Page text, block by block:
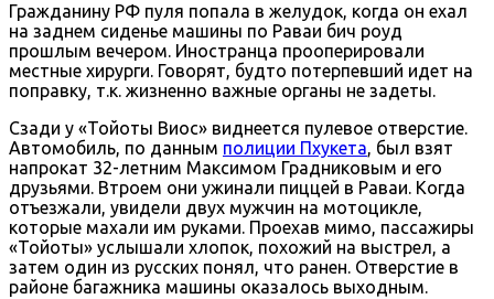
Гражданину РФ пуля попала в желудок, когда он ехал
на заднем сиденье машины по Раваи бич роуд
прошлым вечером. Иностранца прооперировали
местные хирурги. Говорят, будто потерпевший идет на
поправку, т.к. жизненно важные органы не задеты.
Сзади у «Тойоты Виос» виднеется пулевое отверстие.
Автомобиль, по данным полиции Пхукета, был взят
напрокат 32-летним Максимом Градниковым и его
друзьями. Втроем они ужинали пиццей в Раваи. Когда
отъезжали, увидели двух мужчин на мотоцикле,
которые махали им руками. Проехав мимо, пассажиры
«Тойоты» услышали хлопок, похожий на выстрел, а
затем один из русских понял, что ранен. Отверстие в
районе багажника машины оказалось выходным.